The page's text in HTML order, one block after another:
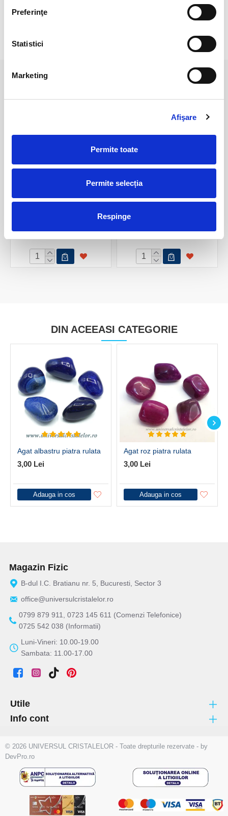
Preferinţe
Statistici
Marketing
Afişare
Permite toate
Permite selecția
Respinge
RECENZII CLIENTI
DIN ACEEASI CATEGORIE
Agat albastru piatra rulata
3,00 Lei
Adauga in cos
Agat roz piatra rulata
3,00 Lei
Adauga in cos
Magazin Fizic
B-dul I.C. Bratianu nr. 5, Bucuresti, Sector 3
office@universulcristalelor.ro
0799 879 911, 0723 145 611 (Comenzi Telefonice)
0725 542 038 (Informatii)
Luni-Vineri: 10.00-19.00
Sambata: 11.00-17.00
Utile
Info cont
© 2026 UNIVERSUL CRISTALELOR - Toate drepturile rezervate - by
DevPro.ro